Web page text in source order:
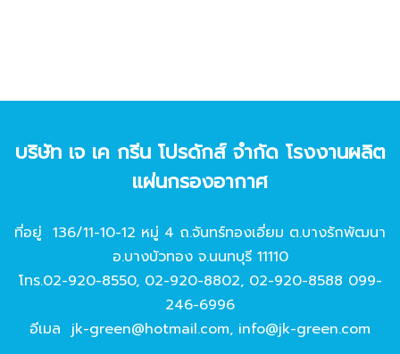
บริษัท เจ เค กรีน โปรดักส์ จํากัด โรงงานผลิต
แผ่นกรองอากาศ
ที่อยู่ 136/11-10-12 หมู่ 4 ถ.จันทร์ทองเอี่ยม ต.บางรักพัฒนา
อ.บางบัวทอง จ.นนทบุรี 11110
โทร.02-920-8550, 02-920-8802, 02-920-8588 099-
246-6996
อีเมล jk-green@hotmail.com, info@jk-green.com